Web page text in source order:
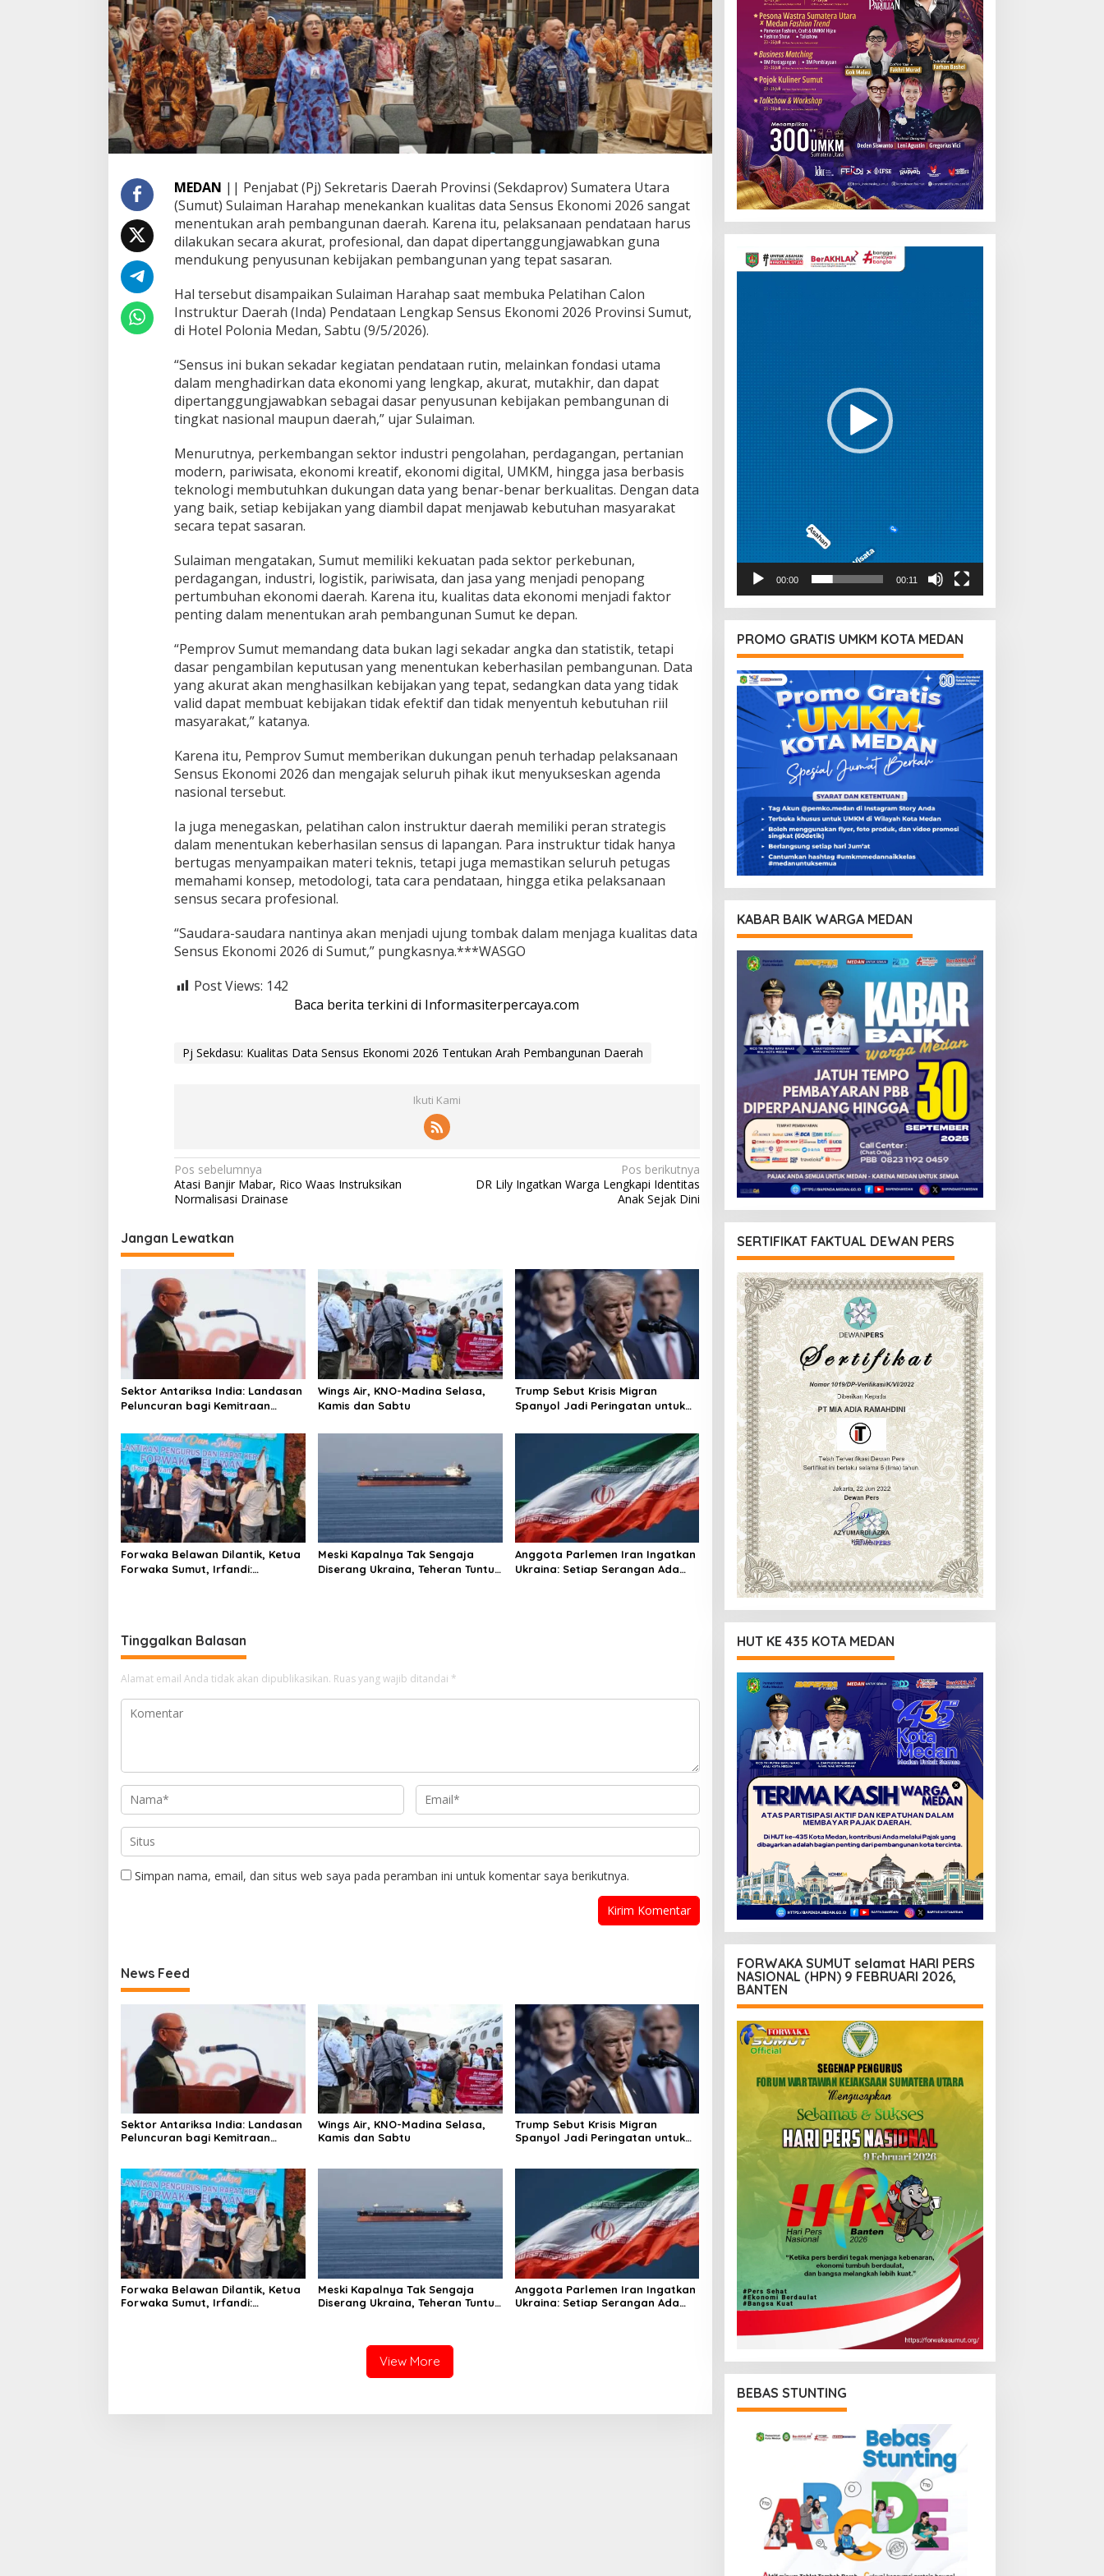
u
a
l
i
t
a
s
D
a
t
n
s
s
E
o
n
o
m
2
0
2
6
T
n
u
k
a
n
r
a
P
e
b
a
g
u
n
n
D
a
e
a
h
MEDAN || Penjabat (Pj) Sekretaris Daerah Provinsi (Sekdaprov) Sumatera Utara
(Sumut) Sulaiman Harahap menekankan kualitas data Sensus Ekonomi 2026 sangat
menentukan arah pembangunan daerah. Karena itu, pelaksanaan pendataan harus
dilakukan secara akurat, profesional, dan dapat dipertanggungjawabkan guna
mendukung penyusunan kebijakan pembangunan yang tepat sasaran.
Hal tersebut disampaikan Sulaiman Harahap saat membuka Pelatihan Calon
Instruktur Daerah (Inda) Pendataan Lengkap Sensus Ekonomi 2026 Provinsi Sumut,
di Hotel Polonia Medan, Sabtu (9/5/2026).
“Sensus ini bukan sekadar kegiatan pendataan rutin, melainkan fondasi utama
dalam menghadirkan data ekonomi yang lengkap, akurat, mutakhir, dan dapat
dipertanggungjawabkan sebagai dasar penyusunan kebijakan pembangunan di
tingkat nasional maupun daerah,” ujar Sulaiman.
Menurutnya, perkembangan sektor industri pengolahan, perdagangan, pertanian
modern, pariwisata, ekonomi kreatif, ekonomi digital, UMKM, hingga jasa berbasis
teknologi membutuhkan dukungan data yang benar-benar berkualitas. Dengan data
yang baik, setiap kebijakan yang diambil dapat menjawab kebutuhan masyarakat
secara tepat sasaran.
Sulaiman mengatakan, Sumut memiliki kekuatan pada sektor perkebunan,
perdagangan, industri, logistik, pariwisata, dan jasa yang menjadi penopang
pertumbuhan ekonomi daerah. Karena itu, kualitas data ekonomi menjadi faktor
penting dalam menentukan arah pembangunan Sumut ke depan.
“Pemprov Sumut memandang data bukan lagi sekadar angka dan statistik, tetapi
dasar pengambilan keputusan yang menentukan keberhasilan pembangunan. Data
yang akurat akan menghasilkan kebijakan yang tepat, sedangkan data yang tidak
valid dapat membuat kebijakan tidak efektif dan tidak menyentuh kebutuhan riil
masyarakat,” katanya.
Karena itu, Pemprov Sumut memberikan dukungan penuh terhadap pelaksanaan
Sensus Ekonomi 2026 dan mengajak seluruh pihak ikut menyukseskan agenda
nasional tersebut.
Ia juga menegaskan, pelatihan calon instruktur daerah memiliki peran strategis
dalam menentukan keberhasilan sensus di lapangan. Para instruktur tidak hanya
bertugas menyampaikan materi teknis, tetapi juga memastikan seluruh petugas
memahami konsep, metodologi, tata cara pendataan, hingga etika pelaksanaan
sensus secara profesional.
“Saudara-saudara nantinya akan menjadi ujung tombak dalam menjaga kualitas data
Sensus Ekonomi 2026 di Sumut,” pungkasnya.***WASGO
Post Views: 142
Baca berita terkini di Informasiterpercaya.com
Pj Sekdasu: Kualitas Data Sensus Ekonomi 2026 Tentukan Arah Pembangunan Daerah
Ikuti Kami
N
a
i
g
a
s
i
p
o
s
Pos sebelumnya
Atasi Banjir Mabar, Rico Waas Instruksikan
Normalisasi Drainase
Pos berikutnya
DR Lily Ingatkan Warga Lengkapi Identitas
Anak Sejak Dini
Jangan Lewatkan
Sektor Antariksa India: Landasan
Peluncuran bagi Kemitraan
Wings Air, KNO-Madina Selasa,
Kamis dan Sabtu
Trump Sebut Krisis Migran
Spanyol Jadi Peringatan untuk
Forwaka Belawan Dilantik, Ketua
Forwaka Sumut, Irfandi:
Meski Kapalnya Tak Sengaja
Diserang Ukraina, Teheran Tuntut
Anggota Parlemen Iran Ingatkan
Ukraina: Setiap Serangan Ada
Tinggalkan Balasan
Alamat email Anda tidak akan dipublikasikan. Ruas yang wajib ditandai *
Simpan nama, email, dan situs web saya pada peramban ini untuk komentar saya berikutnya.
News Feed
Sektor Antariksa India: Landasan
Peluncuran bagi Kemitraan
Wings Air, KNO-Madina Selasa,
Kamis dan Sabtu
Trump Sebut Krisis Migran
Spanyol Jadi Peringatan untuk
Forwaka Belawan Dilantik, Ketua
Forwaka Sumut, Irfandi:
Meski Kapalnya Tak Sengaja
Diserang Ukraina, Teheran Tuntut
Anggota Parlemen Iran Ingatkan
Ukraina: Setiap Serangan Ada
View More
Pemutar
Video
00:00 00:11
PROMO GRATIS UMKM KOTA MEDAN
KABAR BAIK WARGA MEDAN
SERTIFIKAT FAKTUAL DEWAN PERS
HUT KE 435 KOTA MEDAN
FORWAKA SUMUT selamat HARI PERS
NASIONAL (HPN) 9 FEBRUARI 2026,
BANTEN
BEBAS STUNTING